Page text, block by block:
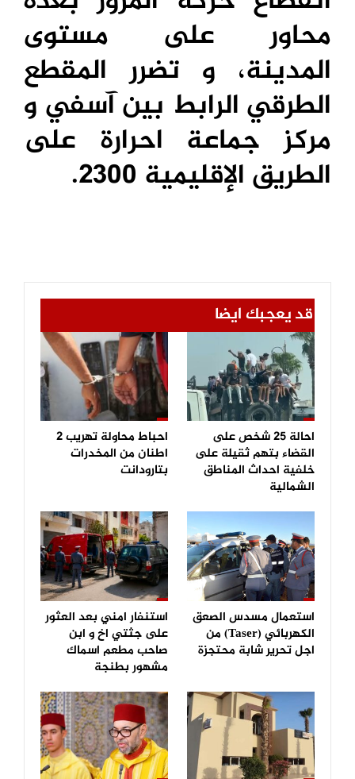
محاور على مستوى
المدينة، و تضرر المقطع
الطرقي الرابط بين آسفي و
مركز جماعة احرارة على
الطريق الإقليمية 2300.
قد يعجبك ايضا
احالة 25 شخص على
القضاء بتهم ثقيلة على
خلفية احداث المناطق
الشمالية
احباط محاولة تهريب 2
اطنان من المخدرات
بتارودانت
استعمال مسدس الصعق
الكهربائي (Taser) من
اجل تحرير شابة محتجزة
استنفار امني بعد العثور
على جثتي اخ و ابن
صاحب مطعم اسماك
مشهور بطنجة